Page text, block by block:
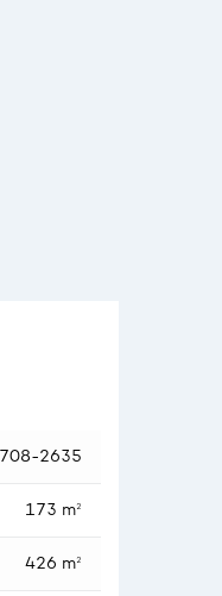
708-2635
173 m²
426 m²